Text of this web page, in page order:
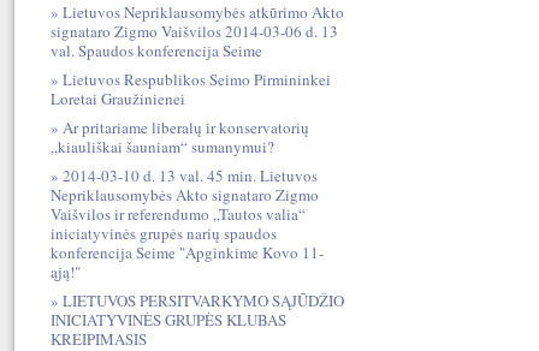
Lietuvos Nepriklausomybės atkūrimo Akto
signataro Zigmo Vaišvilos 2014-03-06 d. 13
val. Spaudos konferencija Seime
Lietuvos Respublikos Seimo Pirmininkei
Loretai Graužinienei
Ar pritariame liberalų ir konservatorių
„kiauliškai šauniam“ sumanymui?
2014-03-10 d. 13 val. 45 min. Lietuvos
Nepriklausomybės Akto signataro Zigmo
Vaišvilos ir referendumo „Tautos valia“
iniciatyvinės grupės narių spaudos
konferencija Seime "Apginkime Kovo 11-
ąją!"
LIETUVOS PERSITVARKYMO SĄJŪDŽIO
INICIATYVINĖS GRUPĖS KLUBAS
KREIPIMASIS